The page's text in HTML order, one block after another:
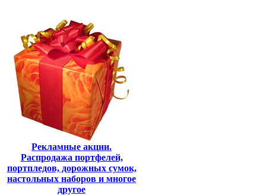
Рекламные акции.
Распродажа портфелей,
портпледов, дорожных сумок,
настольных наборов и многое
другое